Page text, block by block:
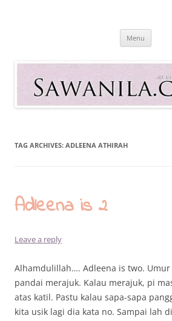
Sawanila.com
All In One Family Blog
Menu
TAG ARCHIVES: ADLEENA ATHIRAH
Adleena is 2
Leave a reply
Alhamdulillah…. Adleena is two.
pandai merajuk. Kalau merajuk, pi
atas katil. Pastu kalau sapa-sapa
kita usik lagi dia kata no. Sampai lah